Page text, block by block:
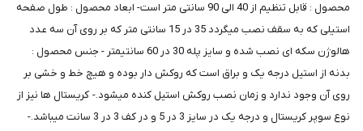
محصول : قابل تنظیم از 40 الی 90 سانتی متر است- ابعاد محصول : طول صفحه
استیلی که به سقف نصب میگردد 35 در 15 سانتی متر که بر روی آن سه عدد
هالوژن سکه ای نصب شده و سایز پله 30 در 60 سانتیمتر - جنس محصول :
بدنه از استیل درجه یک و براق است که روکش دار بوده و هیچ خط و خشی بر
روی آن وجود ندارد و زمان نصب روکش استیل کنده میشود.- کریستال ها نیز از
نوع سوپر کریستال و درجه یک در سایز 3 در 5 و در کف 3 در 3 سانت میباشد.-